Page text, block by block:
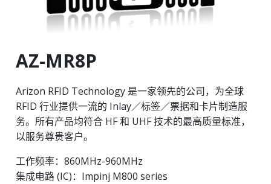
AZ-MR8P
Arizon RFID Technology 是一家领先的公司，为全球
RFID 行业提供一流的 Inlay／标签／票据和卡片制造服
务。所有产品均符合 HF 和 UHF 技术的最高质量标准，
以服务尊贵客户。
工作频率：860MHz-960MHz
集成电路 (IC)：Impinj M800 series